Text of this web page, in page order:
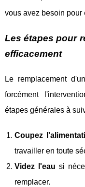
vous avez besoin pour
Les étapes pour
efficacement
Le remplacement
forcément
étapes générales à
Coupez
travailler en toute
Videz l'eau si
remplacer.